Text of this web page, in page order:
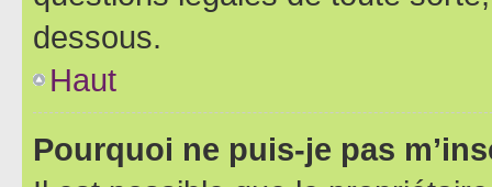
dessous.
Haut
Pourquoi ne puis-je pas